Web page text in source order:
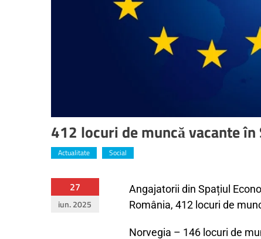
412 locuri de muncă vacante
Actualitate Social
27
iun. 2025
Angajatorii din Spațiul
România, 412 locuri de
Norvegia – 146 locuri de